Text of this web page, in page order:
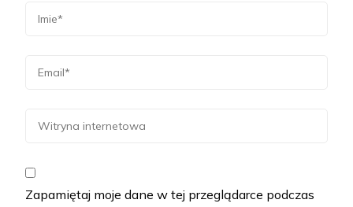
Zapamiętaj moje dane w tej przeglądarce podczas